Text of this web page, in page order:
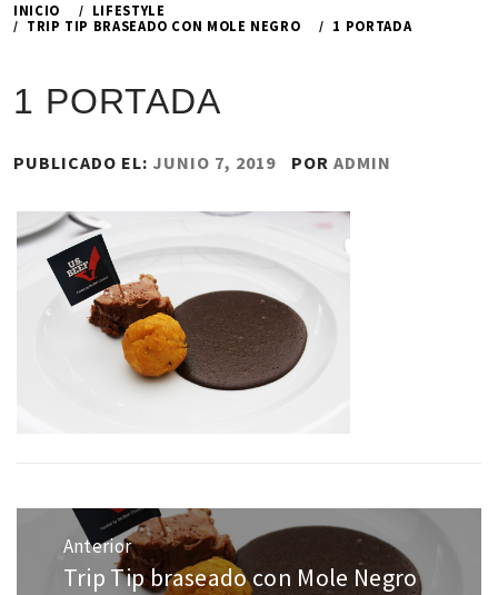
INICIO
LIFESTYLE
TRIP TIP BRASEADO CON MOLE NEGRO
1 PORTADA
1 PORTADA
PUBLICADO EL: JUNIO 7, 2019 POR ADMIN
Navegación
entradas
Anterior
Entrada
Trip Tip braseado con Mole Negro